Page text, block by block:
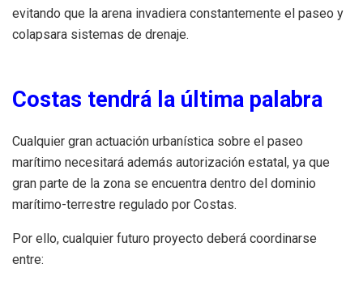
evitando que la arena invadiera constantemente el paseo y
colapsara sistemas de drenaje.
Costas tendrá la última palabra
Cualquier gran actuación urbanística sobre el paseo
marítimo necesitará además autorización estatal, ya que
gran parte de la zona se encuentra dentro del dominio
marítimo-terrestre regulado por Costas.
Por ello, cualquier futuro proyecto deberá coordinarse
entre: